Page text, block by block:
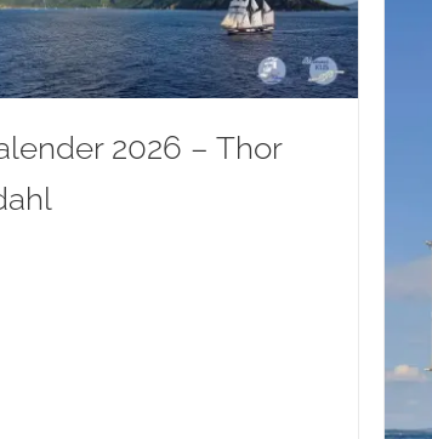
2026 – Thor